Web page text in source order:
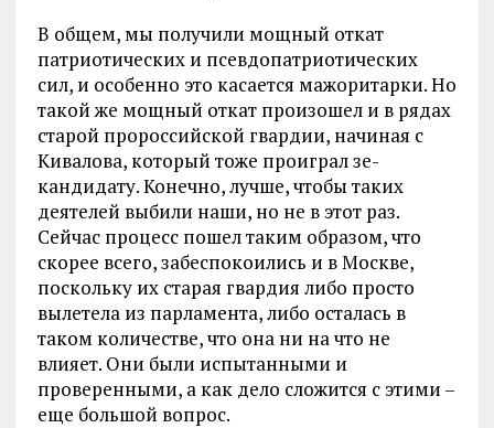
В общем, мы получили мощный откат
патриотических и псевдопатриотических
сил, и особенно это касается мажоритарки. Но
такой же мощный откат произошел и в рядах
старой пророссийской гвардии, начиная с
Кивалова, который тоже проиграл зе-
кандидату. Конечно, лучше, чтобы таких
деятелей выбили наши, но не в этот раз.
Сейчас процесс пошел таким образом, что
скорее всего, забеспокоились и в Москве,
поскольку их старая гвардия либо просто
вылетела из парламента, либо осталась в
таком количестве, что она ни на что не
влияет. Они были испытанными и
проверенными, а как дело сложится с этими –
еще большой вопрос.